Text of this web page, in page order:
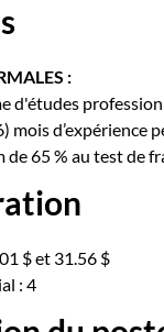
:
d'études
mois d’expérience
65 % au test de
$ et 31.56 $
: 4